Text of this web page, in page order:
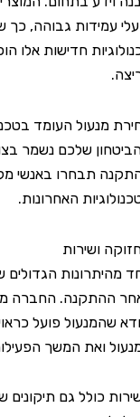
גבוהה, כך
חדישות אלו
העומד
שלכם נשמר בצורה
תבחרו באנשי מקצוע
האחרונות.
הגדולים של
החברה מציעה
פועל כראוי
ואת המשך הפעילות
גם תיקונים